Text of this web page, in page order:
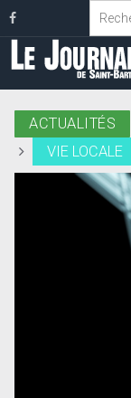
ACTUALITÉS
VIE LOCALE